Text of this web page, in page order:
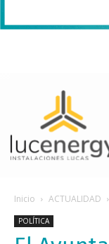
Inicio ACTUALIDAD
POLÍTICA